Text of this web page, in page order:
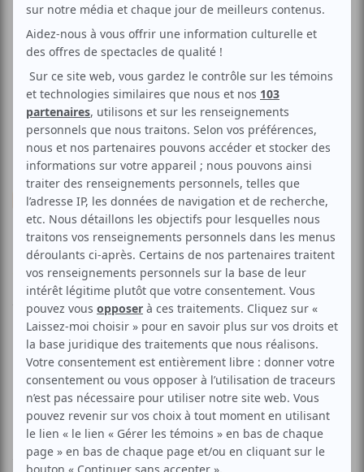
Musique Classique
Schumann fête ses 200 ans
Voir les avis -->
Aucune offre promotionnelle
disponible
Soyez les premiers avisés dès qu'il y aura une offre promo
pour Schumann fête ses 200 ans: INSCRIVEZ-VOUS
Le Trio Lajoie a été fondé en 2008 par la pianiste Akiko
Tominaga, la violoncelliste Chloé Dominguez et la
violoniste Ariane Lajoie. Le concert est animé par Edgar